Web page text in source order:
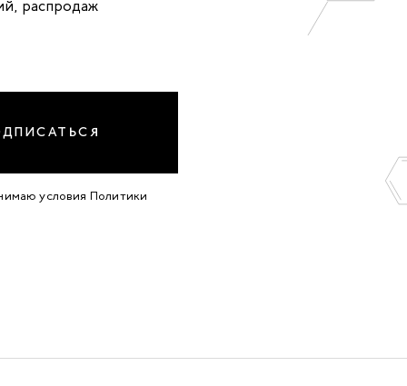
распродаж
условия Политики